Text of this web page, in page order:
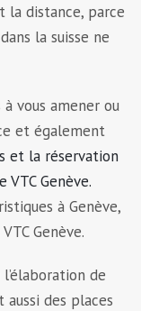
la distance, parce
la suisse ne
vous amener ou
et également
et la réservation
Genève.
à Genève,
Genève.
de
des places